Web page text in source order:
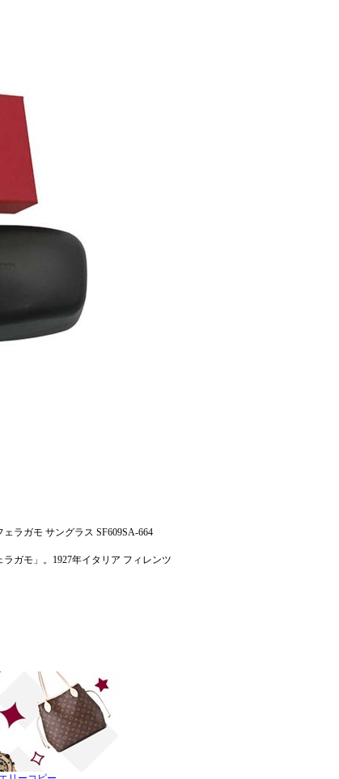
ラガモ サングラス SF609SA-664
ガモ」。1927年イタリア フィレンツ